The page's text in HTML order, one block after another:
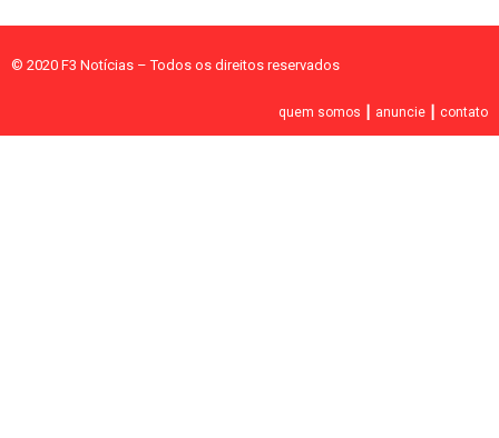
© 2020 F3 Notícias – Todos os direitos reservados
quem somos anuncie contato